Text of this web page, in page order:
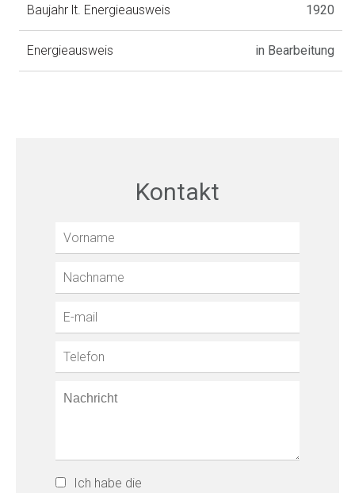
Baujahr lt. Energieausweis 1920
Energieausweis in Bearbeitung
Kontakt
Ich habe die